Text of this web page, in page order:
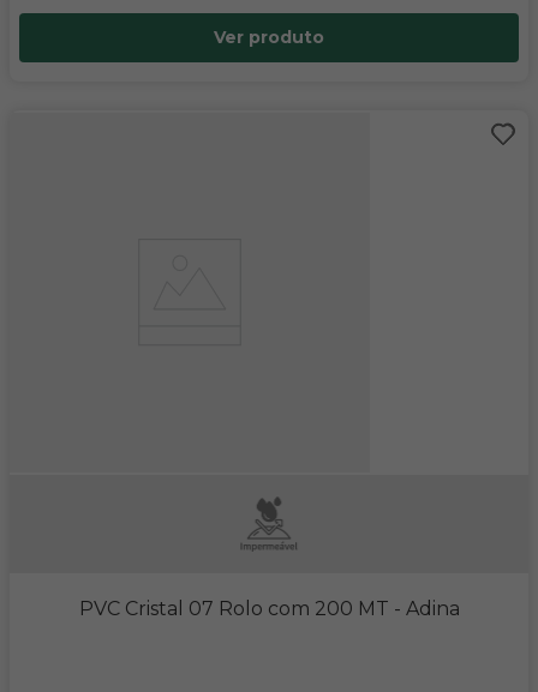
Ver produto
PVC Cristal 07 Rolo com 200 MT - Adina